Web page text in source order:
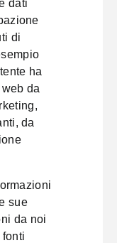
dati
di
ha
da
da
sue
da noi